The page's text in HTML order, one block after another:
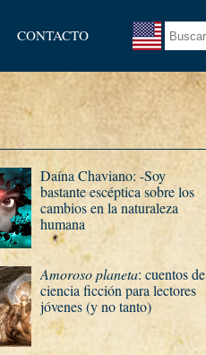
CONTACTO
Daí­na Chaviano: -Soy
bastante escéptica sobre los
cambios en la naturaleza
humana 
Amoroso planeta: cuentos de
ciencia ficción para lectores
jóvenes (y no tanto)